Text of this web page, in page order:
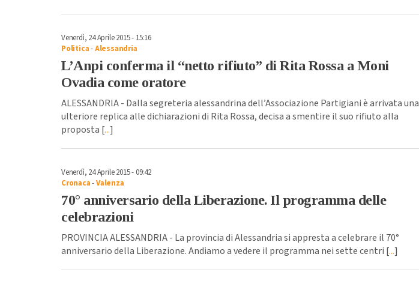
Venerdì, 24 Aprile 2015 - 15:16
Politica-Alessandria
L’Anpi conferma il “netto rifiuto” di Rita Rossa a Moni
Ovadia come oratore
ALESSANDRIA - Dalla segreteria alessandrina dell’Associazione Partigiani è arrivata una
ulteriore replica alle dichiarazioni di Rita Rossa, decisa a smentire il suo rifiuto alla
proposta [...]
Venerdì, 24 Aprile 2015 - 09:42
Cronaca-Valenza
70° anniversario della Liberazione. Il programma delle
celebrazioni
PROVINCIA ALESSANDRIA - La provincia di Alessandria si appresta a celebrare il 70°
anniversario della Liberazione. Andiamo a vedere il programma nei sette centri [...]